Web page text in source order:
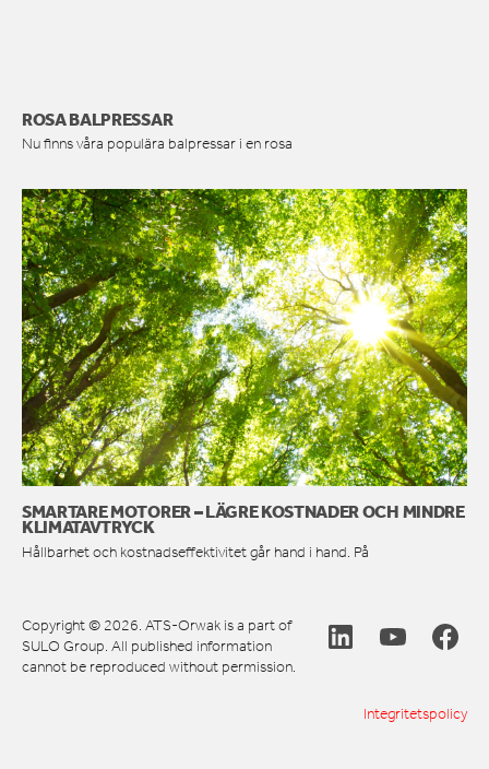
ROSA BALPRESSAR
Nu finns våra populära balpressar i en rosa
SMARTARE MOTORER – LÄGRE KOSTNADER OCH MINDRE
KLIMATAVTRYCK
Hållbarhet och kostnadseffektivitet går hand i hand. På
Copyright © 2026. ATS-Orwak is a part of
SULO Group. All published information
cannot be reproduced without permission.
Integritetspolicy